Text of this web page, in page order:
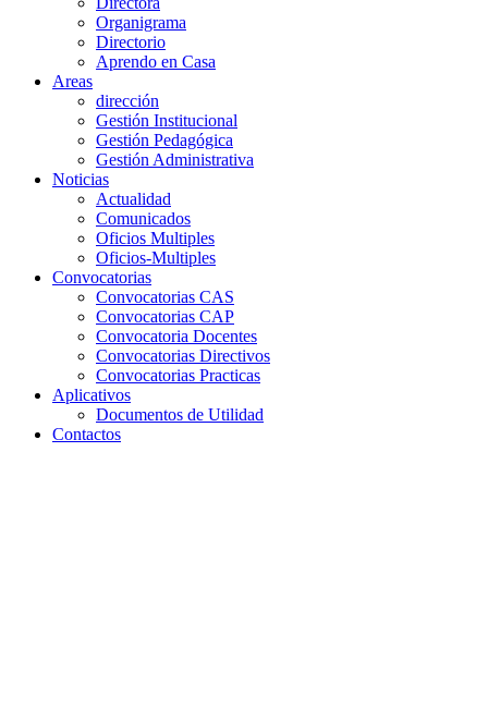
Organigrama
Directorio
Aprendo en Casa
Areas
dirección
Gestión Institucional
Gestión Pedagógica
Gestión Administrativa
Noticias
Actualidad
Comunicados
Oficios Multiples
Oficios-Multiples
Convocatorias
Convocatorias CAS
Convocatorias CAP
Convocatoria Docentes
Convocatorias Directivos
Convocatorias Practicas
Aplicativos
Documentos de Utilidad
Contactos